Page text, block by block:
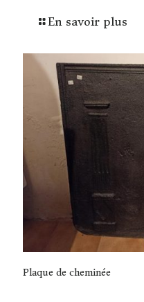
En savoir plus
Plaque de cheminée